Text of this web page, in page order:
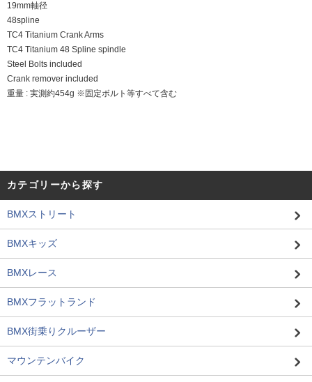
19mm軸径
48spline
TC4 Titanium Crank Arms
TC4 Titanium 48 Spline spindle
Steel Bolts included
Crank remover included
重量 : 実測約454g ※固定ボルト等すべて含む
カテゴリーから探す
BMXストリート
BMXキッズ
BMXレース
BMXフラットランド
BMX街乗りクルーザー
マウンテンバイク